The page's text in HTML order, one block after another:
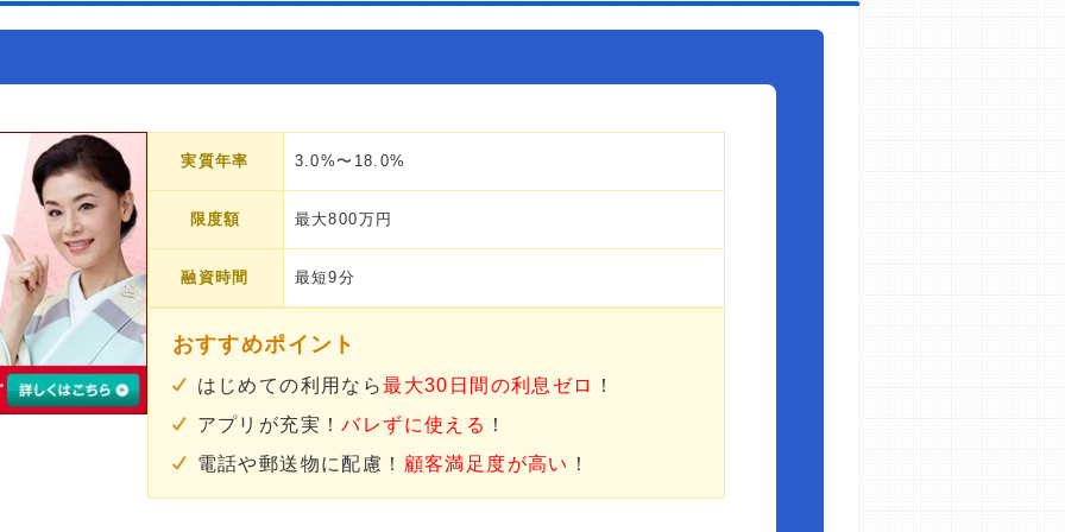
実質年率 3.0%〜18.0%
限度額 最大800万円
融資時間 最短9分
おすすめポイント
はじめての利用なら最大30日間の利息ゼロ
！
アプリが充実！バレずに使える ！
電話や郵送物に配慮！ 顧客満足度が高い ！